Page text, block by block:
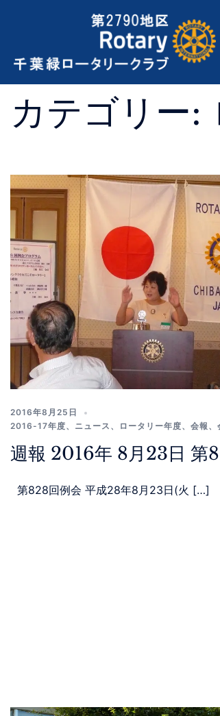
カテゴリー:
2016年8月25日
2016-17年度、 ニュース 、 ロータリー年度、 会報 、
週報 2016年 8月23日 第
第828回例会 平成28年8月23日(火 […]